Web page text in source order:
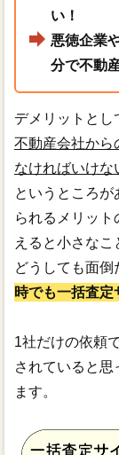
い！
悪徳企業
分で不動
デメリットとし
不動産会社から
なければいけな
というところ
られるメリッ
えると小さなこ
どうしても面倒
時でも一括査
1社だけの依頼
されていると思
ます。